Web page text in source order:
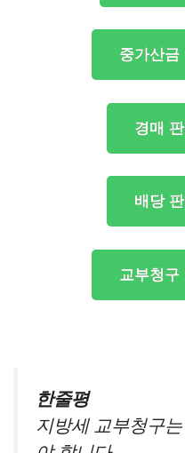
중가산금
경매
배당
교부청구
한줄평
지방세 교부청구